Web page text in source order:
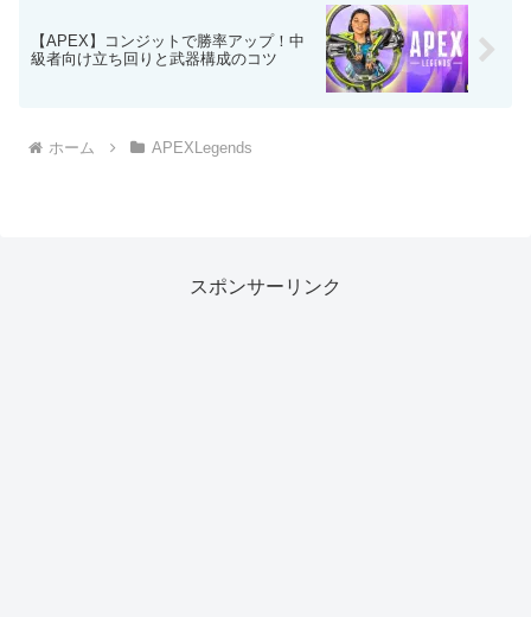
【APEX】コンジットで勝率アップ！中
級者向け立ち回りと武器構成のコツ
ホーム APEXLegends
スポンサーリンク